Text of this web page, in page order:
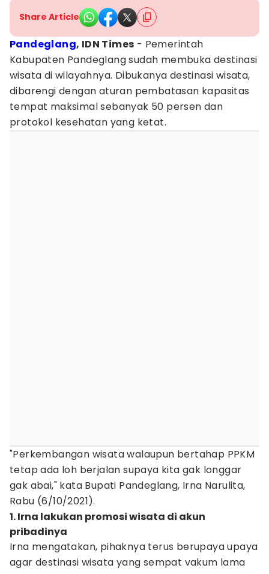
Share Article
Pandeglang, IDN Times - Pemerintah
Kabupaten Pandeglang sudah membuka destinasi
wisata di wilayahnya. Dibukanya destinasi wisata,
dibarengi dengan aturan pembatasan kapasitas
tempat maksimal sebanyak 50 persen dan
protokol kesehatan yang ketat.
"Perkembangan wisata walaupun bertahap PPKM
tetap ada loh berjalan supaya kita gak longgar
gak abai," kata Bupati Pandeglang, Irna Narulita,
Rabu (6/10/2021).
1. Irna lakukan promosi wisata di akun
pribadinya
Irna mengatakan, pihaknya terus berupaya upaya
agar destinasi wisata yang sempat vakum lama